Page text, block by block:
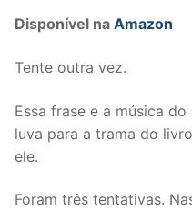
Disponível na Amazon
Tente outra vez.
Essa frase e a música
luva para a trama do
ele.
Foram três tentativas.